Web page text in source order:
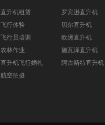
直升机租赁
飞行体验
飞行员培训
农林作业
直升机飞行婚礼
航空拍摄
罗宾逊直升机
贝尔直升机
欧洲直升机
施瓦泽直升机
阿古斯特直升机